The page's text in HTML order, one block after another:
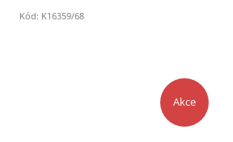
Kód: K16359/68
Akce